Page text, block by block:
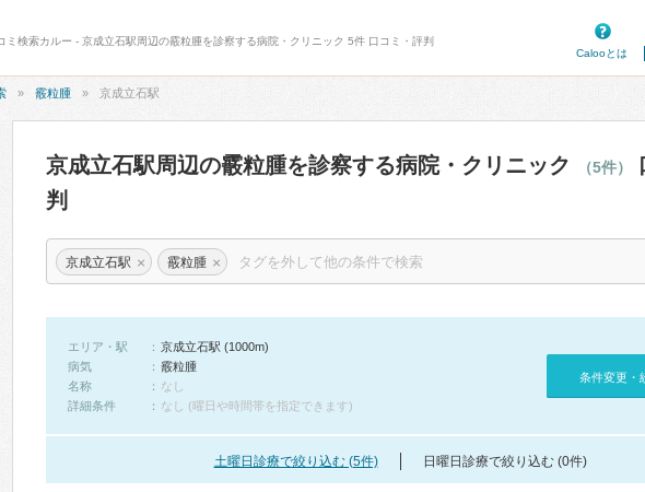
ミ検索カルー - 京成立石駅周辺の霰粒腫を診察する病院・クリニック 5件 口コミ・評判
Calooとは
霰粒腫 京成立石駅
京成立石駅周辺の霰粒腫を診察する病院・クリニック （5件）
判
京成立石駅 × 霰粒腫 ×
エリア・駅
京成立石駅 (1000m)
病気
霰粒腫
名称
なし
詳細条件
なし (曜日や時間帯を指定できます)
条件変更・
土曜日診療で絞り込む (5件) 日曜日診療で絞り込む (0件)